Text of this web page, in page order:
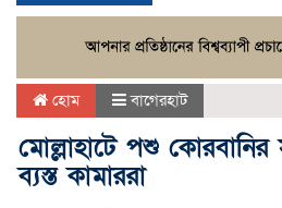
হোম বাগেরহাট
মোল্লাহাটে পশু কোরবানির
ব্যস্ত কামাররা